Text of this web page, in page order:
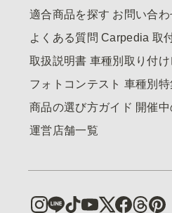
適合商品を探す お問い合
よくある質問 Carpedia 取
取扱説明書 車種別取り付け
フォトコンテスト 車種別特
商品の選び方ガイド 開催
運営店舗一覧